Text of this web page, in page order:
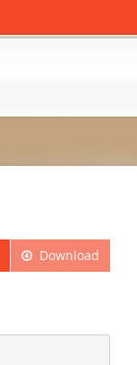
Download